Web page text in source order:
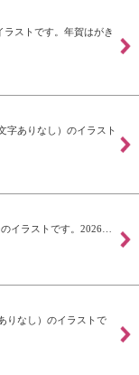
ストです。年賀はがき
ありなし）のイラスト
イラストです。2026…
なし）のイラストで